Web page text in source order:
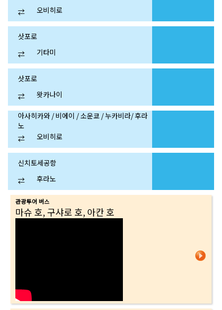
⇄
오비히로
삿포로
⇄
기타미
삿포로
⇄
왓카나이
아사히카와 / 비에이 / 소운쿄 / 누카비라/ 후라
노
⇄
오비히로
신치토세공항
⇄
후라노
관광투어 버스
마슈 호, 구샤로 호, 아칸 호